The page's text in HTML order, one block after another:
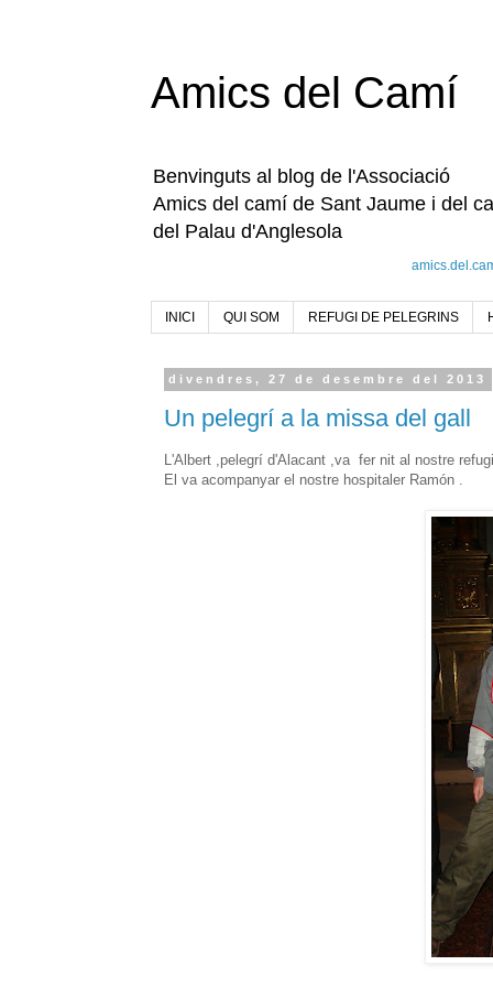
Amics del Camí
Benvinguts al blog de l'Associació
Amics del camí de Sant Jaume i del
del Palau d'Anglesola
INICI QUI SOM REFUGI DE PELEGRINS
divendres, 27 de desembre del 2013
Un pelegrí a la missa del gall
L'Albert ,pelegrí d'Alacant ,va fer nit al nostre
El va acompanyar el nostre hospitaler Ramón .